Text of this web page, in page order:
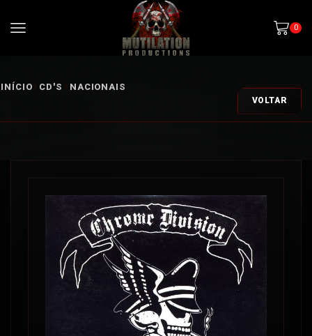
0
INÍCIO CD'S NACIONAIS
VOLTAR